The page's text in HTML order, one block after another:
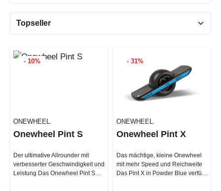
- 10%
ONEWHEEL.
Onewheel Pint S
Der ultimative Allrounder mit
verbesserter Geschwindigkeit und
Leistung Das Onewheel Pint S
- 31%
ONEWHEEL.
Onewheel Pint X
Das mächtige, kleine Onewheel
mit mehr Speed und Reichweite
Das Pint X in Powder Blue verfügt